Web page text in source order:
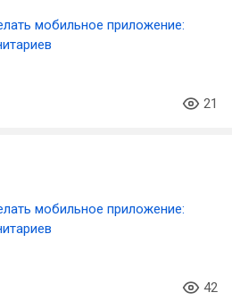
мобильное приложение:
21
мобильное приложение:
42